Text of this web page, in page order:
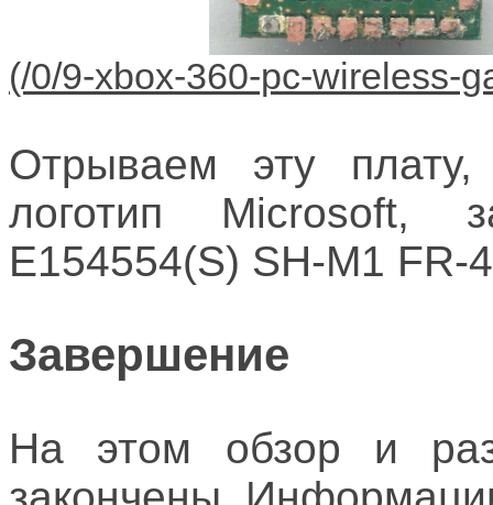
Отрываем эту
логотип Microsoft,
E154554(S) SH-M1 FR-
Завершение
На этом обзор и